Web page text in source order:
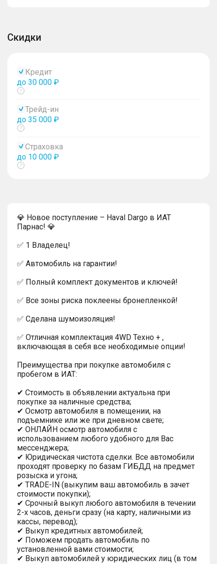
Скидки
Кредит
до 30 000 ₽
Показать
Трейд-ин
до 35 000 ₽
Показать
Страховка
до 10 000 ₽
Показать
💎 Новое поступление – Haval Dargo в ИАТ
Парнас! 💎
✅ 1 Владелец!
✅ Автомобиль на гарантии!
✅ Полный комплект документов и ключей!
✅ Все зоны риска поклеены бронепленкой!
✅ Сделана шумоизоляция!
✅ Отличная комплектация 4WD Техно + ,
включающая в себя все необходимые опции!
Преимущества при покупке автомобиля с
пробегом в ИАТ:
✔ Стоимость в объявлении актуальна при
покупке за наличные средства;
✔ Осмотр автомобиля в помещении, на
подъемнике или же при дневном свете;
✔ ОНЛАЙН осмотр автомобиля с
использованием любого удобного для Вас
мессенджера;
✔ Юридическая чистота сделки. Все автомобили
проходят проверку по базам ГИБДД на предмет
розыска и угона;
✔ TRADE-IN (выкупим ваш автомобиль в зачет
стоимости покупки);
✔ Срочный выкуп любого автомобиля в течении
2-х часов, деньги сразу (на карту, наличными из
кассы, перевод);
✔ Выкуп кредитных автомобилей;
✔ Поможем продать автомобиль по
установленной вами стоимости;
✔ Выкуп автомобилей у юридических лиц (в том